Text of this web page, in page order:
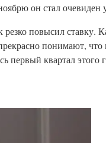
он стал очевиден
повысил
понимают, что
квартал этого